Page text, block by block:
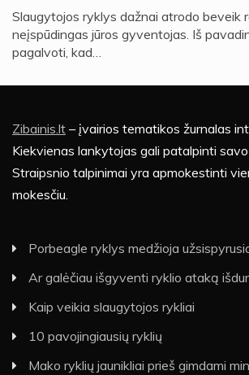
Slaugytojos ryklys dažnai atrodo beveik
neįspūdingas jūros gyventojas. Iš
pagalvoti, kad…
Zibainis.lt – įvairios tematikos žurnalas
Kiekvienas lankytojas gali patalpinti
Straipsnio talpinimai yra apmokestinti
mokesčiu.
Porbeagle ryklys medžioja
Ar galėčiau išgyventi ryklio ataką
Kaip veikia slaugytojos rykliai
10 pavojingiausių ryklių
Mako ryklių jaunikliai prieš gimdami